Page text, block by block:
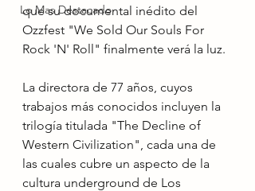
Lo Mas Destacado
que su documental inédito del
Ozzfest "We Sold Our Souls For
Rock 'N' Roll" finalmente verá la luz.
La directora de 77 años, cuyos
trabajos más conocidos incluyen la
trilogía titulada "The Decline of
Western Civilization", cada una de
las cuales cubre un aspecto de la
cultura underground de Los